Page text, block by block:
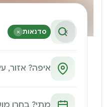
סדנאות × ×